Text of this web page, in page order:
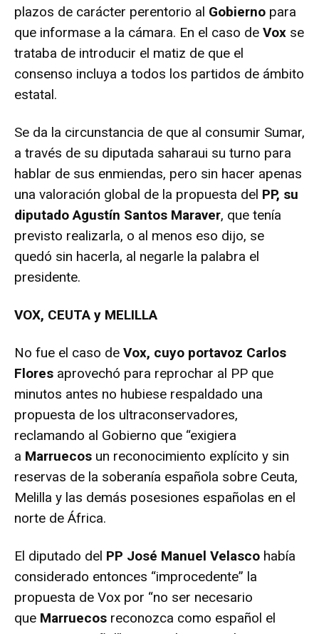
plazos de carácter perentorio al Gobierno para
que informase a la cámara. En el caso de Vox se
trataba de introducir el matiz de que el
consenso incluya a todos los partidos de ámbito
estatal.
Se da la circunstancia de que al consumir Sumar,
a través de su diputada saharaui su turno para
hablar de sus enmiendas, pero sin hacer apenas
una valoración global de la propuesta del PP, su
diputado Agustín Santos Maraver, que tenía
previsto realizarla, o al menos eso dijo, se
quedó sin hacerla, al negarle la palabra el
presidente.
VOX, CEUTA y MELILLA
No fue el caso de Vox, cuyo portavoz Carlos
Flores aprovechó para reprochar al PP que
minutos antes no hubiese respaldado una
propuesta de los ultraconservadores,
reclamando al Gobierno que “exigiera
a Marruecos un reconocimiento explícito y sin
reservas de la soberanía española sobre Ceuta,
Melilla y las demás posesiones españolas en el
norte de África.
El diputado del PP José Manuel Velasco había
considerado entonces “improcedente” la
propuesta de Vox por “no ser necesario
que Marruecos reconozca como español el